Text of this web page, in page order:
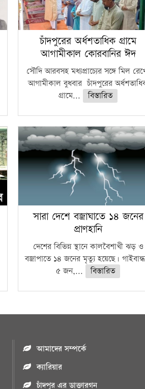
চাঁদপুরের অর্ধশতাধিক গ্রামে
আগামীকাল কোরবানির ঈদ
সৌদি আরবসহ মধ্যপ্রাচ্যের সঙ্গে মিল
আগামীকাল বুধবার চাঁদপুরের
গ্রামে...
বিস্তারিত
সারা দেশে বজ্রাঘাতে ১৪ জনের
প্রাণহানি
দেশের বিভিন্ন স্থানে কালবৈশাখী ঝড় ও
বজ্রাপাতে ১৪ জনের মৃত্যু হয়েছে।
৫ জন,...
বিস্তারিত
আমাদের সম্পর্কে
ক্যারিয়ার
চাঁদপুর এর ডাক্তারগন